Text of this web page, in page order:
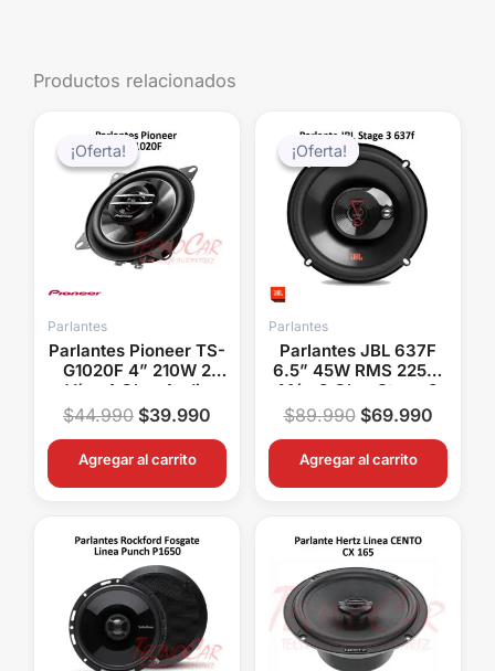
Productos relacionados
¡Oferta!
¡Oferta!
Parlantes
Parlantes Pioneer TS-
G1020F 4” 210W 2
Vías 4 Ohm Audio
Auto Compacto
$44.990
precio
original
era:
$44.990.
$39.990
$39.990.
Agregar al carrito
¡Oferta!
¡Oferta!
Parlantes
Parlantes JBL 637F
6.5” 45W RMS 225W
Máx 3 Ohm Stage 3
$89.990
precio
original
era:
$89.990.
$69.990
Agregar al carrito